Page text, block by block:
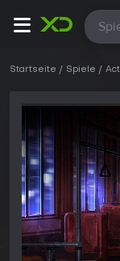
Alle
Startseite Spiele